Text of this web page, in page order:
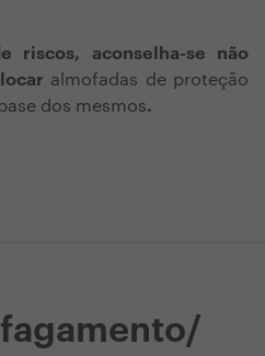
riscos, aconselha-se não
almofadas de proteção
dos mesmos.